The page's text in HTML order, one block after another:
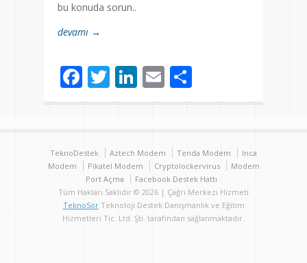
bu konuda sorun..
devamı →
Facebook
Twitter
LinkedIn
Email
TeknoDestek Aztech Modem Tenda Modem
Inca
Modem
Pikatel Modem Cryptolockervirus
Modem
Port Açma
Facebook Destek Hattı
Tüm Hakları Saklıdır © 2026 | Çağrı Merkezi Hizmeti
TeknoSorTeknoloji Destek Danışmanlık ve Eğitim
Hizmetleri Tic. Ltd. Şti. tarafından sağlanmaktadır.